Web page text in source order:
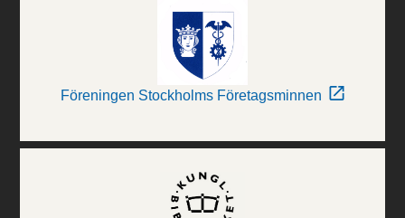
Föreningen Stockholms Företagsminnen